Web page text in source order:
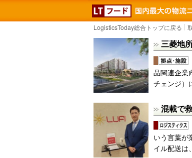
LOGISTICS
LogisticsToday総合トップに戻る
三菱地
品関連企業
チェンジ）
混載で
いう言葉が
イル配送